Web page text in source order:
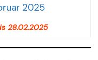
28.02.2025